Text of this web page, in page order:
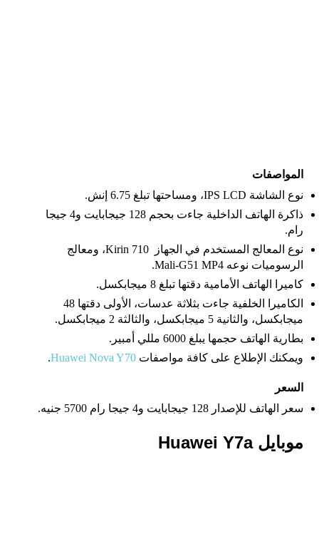
المواصفات
نوع الشاشة IPS LCD، ومساحتها تبلغ 6.75 إنش.
ذاكرة الهاتف الداخلية جاءت بحجم 128 جيجابايت و4 جيجا
رام.
نوع المعالج المستخدم في الجهاز Kirin 710، ومعالج
الرسوميات نوعه Mali-G51 MP4.
كاميرا الهاتف الأمامية دقتها تبلغ 8 ميجابكسل.
الكاميرا الخلفية جاءت بثلاثة عدسات، الأولى دقتها 48
ميجابكسل، والثانية 5 ميجابكسل، والثالثة 2 ميجابكسل.
بطارية الهاتف حجمها يبلغ 6000 مللي أمبير.
ويمكنك الإطلاع على كافة مواصفاتHuawei Nova Y70
.
السعر
سعر الهاتف للإصدار 128 جيجابايت و4 جيجا رام 5700 جنيه.
موبايل Huawei Y7a